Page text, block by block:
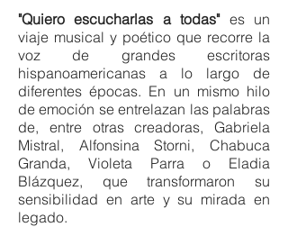
"Quiero escucharlas a todas" es un
viaje musical y poético que recorre la
voz de grandes escritoras
hispanoamericanas a lo largo de
diferentes épocas. En un mismo hilo
de emoción se entrelazan las palabras
de, entre otras creadoras, Gabriela
Mistral, Alfonsina Storni, Chabuca
Granda, Violeta Parra o Eladia
Blázquez, que transformaron su
sensibilidad en arte y su mirada en
legado.